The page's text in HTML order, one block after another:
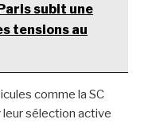
subit une
tensions au
comme la SC
leur sélection active